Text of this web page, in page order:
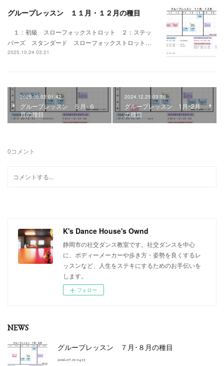
グループレッスン １１月・１２月の種目
１：初級 スローフォックストロット ２：ステッ
パーズ スタンダード スローフォックストロット…
2025.10.24 03:21
2025.05.02 01:42
グループレッスン ５月･６
月の種目
2024.12.25 03:56
グループレッスン 1月･2月
の種目
0コメント
K's Dance House's Ownd
静岡市の社交ダンス教室です。社交ダンスを中心
に、ボディーメーカーや歩き方・姿勢を良くするレ
ッスンなど、人生をステキにするためのお手伝いを
します。
フォロー
NEWS
グループレッスン ７月･８月の種目
2026.07.01 04:13